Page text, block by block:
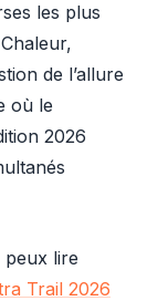
les plus
de l’allure
où le
2026
lire
Trail 2026